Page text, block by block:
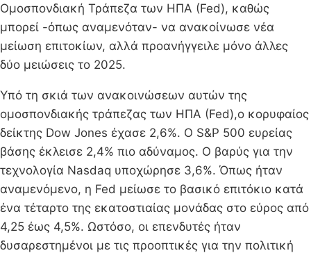
Ομοσπονδιακή Τράπεζα των ΗΠΑ (Fed), καθώς
μπορεί -όπως αναμενόταν- να ανακοίνωσε νέα
μείωση επιτοκίων, αλλά προανήγγειλε μόνο άλλες
δύο μειώσεις το 2025.
Υπό τη σκιά των ανακοινώσεων αυτών της
ομοσπονδιακής τράπεζας των ΗΠΑ (Fed),o κορυφαίος
δείκτης Dow Jones έχασε 2,6%. Ο S&P 500 ευρείας
βάσης έκλεισε 2,4% πιο αδύναμος. Ο βαρύς για την
τεχνολογία Nasdaq υποχώρησε 3,6%. Όπως ήταν
αναμενόμενο, η Fed μείωσε το βασικό επιτόκιο κατά
ένα τέταρτο της εκατοστιαίας μονάδας στο εύρος από
4,25 έως 4,5%. Ωστόσο, οι επενδυτές ήταν
δυσαρεστημένοι με τις προοπτικές για την πολιτική